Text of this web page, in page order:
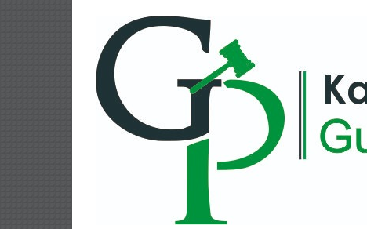
KANTOR
PENGACARA
GUSRIANTO
&
PARTNERS